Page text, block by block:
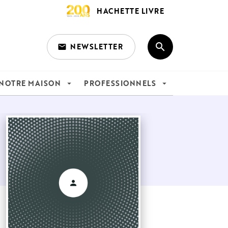
HACHETTE LIVRE
email NEWSLETTER search
MAISON arrow_drop_down PROFESSIONNELS arrow_drop_down